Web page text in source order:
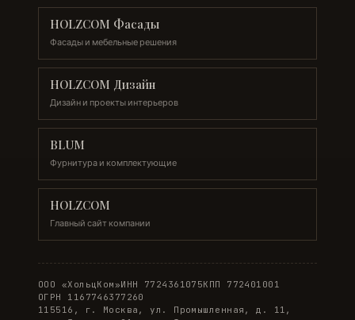
HOLZCOM Фасады
Фасады и мебельные решения
HOLZCOM Дизайн
Дизайн и проекты интерьеров
BLUM
Фурнитура и комплектующие
HOLZCOM
Главный сайт компании
ООО «ХольцКом»ИНН 7724361075КПП 772401001
ОГРН 1167746377260
115516, г. Москва, ул. Промышленная, д. 11,